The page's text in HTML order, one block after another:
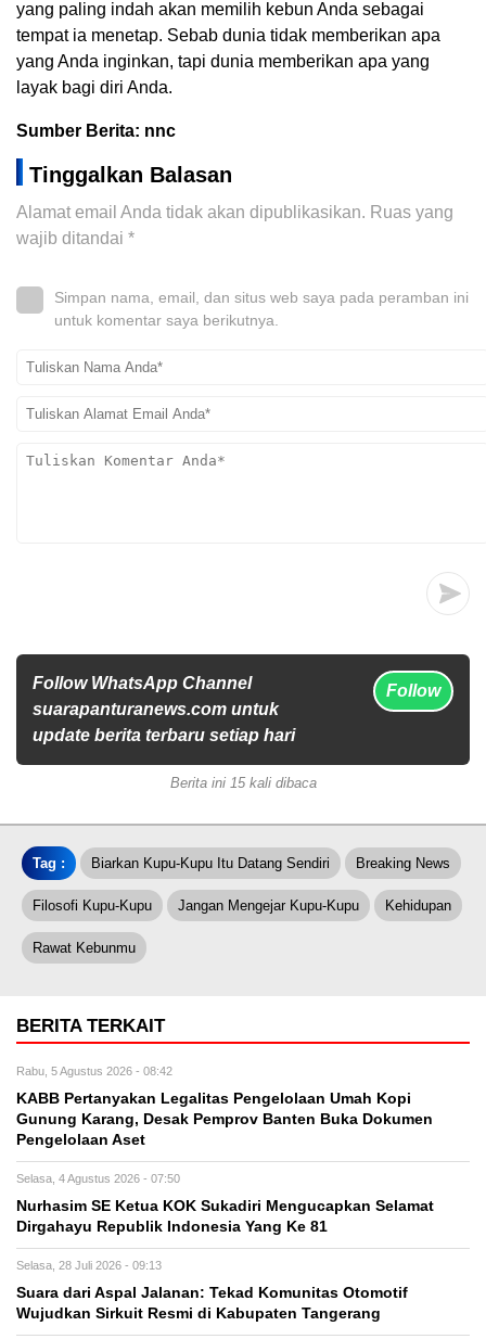
yang paling indah akan memilih kebun Anda sebagai
tempat ia menetap. Sebab dunia tidak memberikan apa
yang Anda inginkan, tapi dunia memberikan apa yang
layak bagi diri Anda.
Sumber Berita: nnc
Tinggalkan Balasan
Alamat email Anda tidak akan dipublikasikan. Ruas yang
wajib ditandai *
Simpan nama, email, dan situs web saya pada peramban ini
untuk komentar saya berikutnya.
Follow WhatsApp Channel
suarapanturanews.com untuk
update berita terbaru setiap hari
Follow
Berita ini 15 kali dibaca
Tag : Biarkan Kupu-Kupu Itu Datang Sendiri Breaking News
Filosofi Kupu-Kupu Jangan Mengejar Kupu-Kupu Kehidupan
Rawat Kebunmu
BERITA TERKAIT
Rabu, 5 Agustus 2026 - 08:42
KABB Pertanyakan Legalitas Pengelolaan Umah Kopi
Gunung Karang, Desak Pemprov Banten Buka Dokumen
Pengelolaan Aset
Selasa, 4 Agustus 2026 - 07:50
Nurhasim SE Ketua KOK Sukadiri Mengucapkan Selamat
Dirgahayu Republik Indonesia Yang Ke 81
Selasa, 28 Juli 2026 - 09:13
Suara dari Aspal Jalanan: Tekad Komunitas Otomotif
Wujudkan Sirkuit Resmi di Kabupaten Tangerang